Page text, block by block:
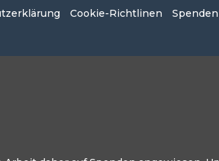
Cookie-Richtlinen Spenden